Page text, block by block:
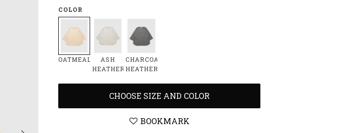
COLOR
OATMEAL
ASH
HEATHER
CHARCOAL
HEATHER
CHOOSE SIZE AND COLOR
BOOKMARK